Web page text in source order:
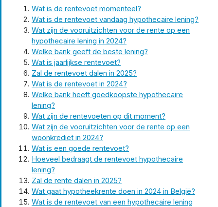
Wat is de rentevoet momenteel?
Wat is de rentevoet vandaag hypothecaire lening?
Wat zijn de vooruitzichten voor de rente op een
hypothecaire lening in 2024?
Welke bank geeft de beste lening?
Wat is jaarlijkse rentevoet?
Zal de rentevoet dalen in 2025?
Wat is de rentevoet in 2024?
Welke bank heeft goedkoopste hypothecaire
lening?
Wat zijn de rentevoeten op dit moment?
Wat zijn de vooruitzichten voor de rente op een
woonkrediet in 2024?
Wat is een goede rentevoet?
Hoeveel bedraagt de rentevoet hypothecaire
lening?
Zal de rente dalen in 2025?
Wat gaat hypotheekrente doen in 2024 in België?
Wat is de rentevoet van een hypothecaire lening